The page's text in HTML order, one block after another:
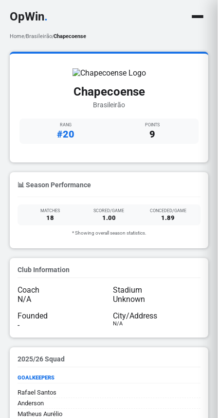
OpWin.
Home/Brasileirão/Chapecoense
Chapecoense
Brasileirão
RANG
#20
POINTS
9
📊 Season Performance
MATCHES
18
SCORED/GAME
1.00
CONCEDED/GAME
1.89
* Showing overall season statistics.
Club Information
Coach
N/A
Stadium
Unknown
Founded
-
City/Address
N/A
2025/26 Squad
GOALKEEPERS
Rafael Santos
Anderson
Matheus Aurélio